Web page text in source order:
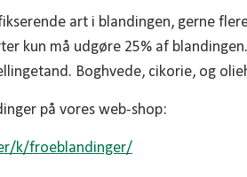
art i blandingen, gerne
kun må udgøre 25% af
Boghvede, cikorie, og
på vores web-shop:
k/froeblandinger/